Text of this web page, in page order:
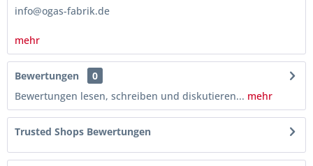
info@ogas-fabrik.de
mehr
Bewertungen
0
Bewertungen lesen, schreiben und diskutieren... mehr
Trusted Shops Bewertungen